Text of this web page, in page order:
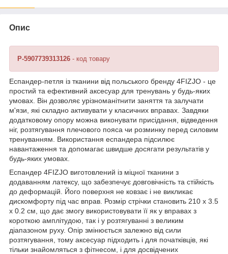
Опис
P-5907739313126 - код товару
Еспандер-петля із тканини від польського бренду 4FIZJO - це
простий та ефективний аксесуар для тренувань у будь-яких
умовах. Він дозволяє урізноманітнити заняття та залучати
м'язи, які складно активувати у класичних вправах. Завдяки
додатковому опору можна виконувати присідання, відведення
ніг, розтягування плечового пояса чи розминку перед силовим
тренуванням. Використання еспандера підсилює
навантаження та допомагає швидше досягати результатів у
будь-яких умовах.
Еспандер 4FIZJO виготовлений із міцної тканини з
додаванням латексу, що забезпечує довговічність та стійкість
до деформацій. Його поверхня не ковзає і не викликає
дискомфорту під час вправ. Розмір стрічки становить 210 x 3.5
x 0.2 см, що дає змогу використовувати її як у вправах з
короткою амплітудою, так і у розтягуванні з великим
діапазоном руху. Опір змінюється залежно від сили
розтягування, тому аксесуар підходить і для початківців, які
тільки знайомляться з фітнесом, і для досвідчених